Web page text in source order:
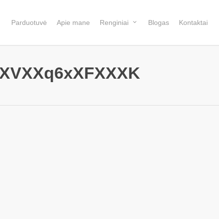
Parduotuvė Apie mane Renginiai Blogas Kontaktai